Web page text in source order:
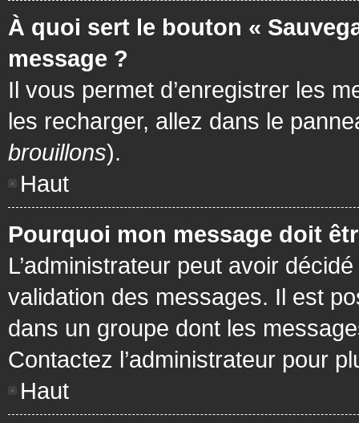
À quoi sert le bouton «
message ?
Il vous permet d’enregistrer les
les recharger, allez dans le
brouillons).
Haut
Pourquoi mon message doit
L’administrateur peut avoir
validation des messages. Il est
dans un groupe dont les
Contactez l’administrateur pour
Haut